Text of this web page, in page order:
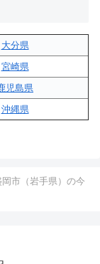
大分県
宮崎県
児島県
沖縄県
岡市（岩手県）の今